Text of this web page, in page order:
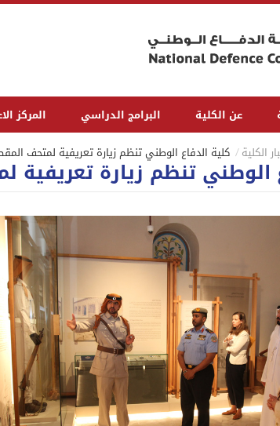
عن الكلية البرامج الدراسي المركز
الكلية كلية الدفاع الوطني تنظم زيارة تعريفية لمتحف
الوطني تنظم زيارة تعريفية